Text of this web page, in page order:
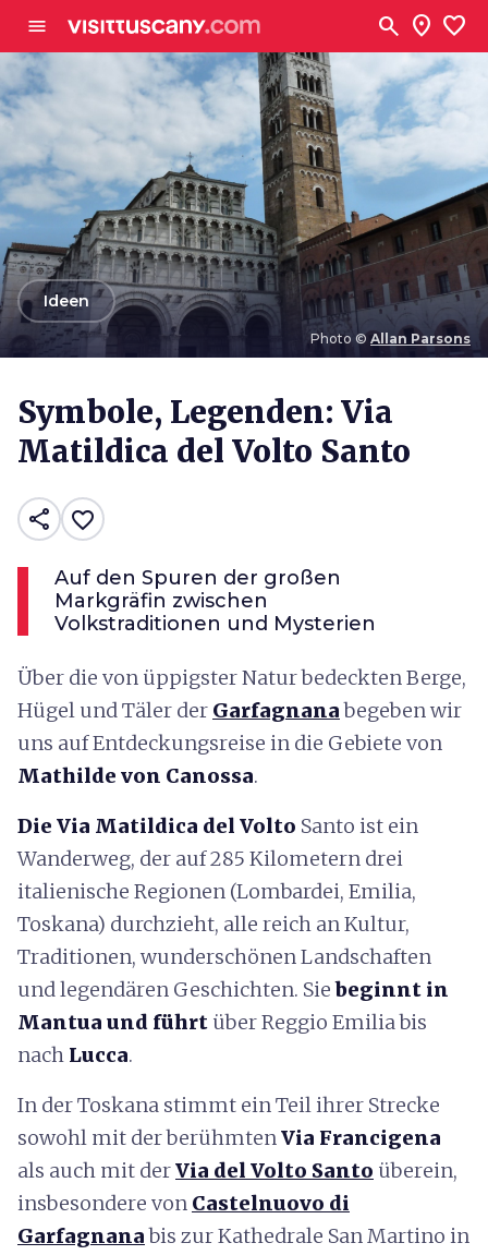
menu search location_on favorite
Photo © Allan Parsons
arrow_backIdeen
Symbole, Legenden: Via
Matildica del Volto Santo
share favorite_border
Auf den Spuren der großen
Markgräfin zwischen
Volkstraditionen und Mysterien
Über die von üppigster Natur bedeckten Berge,
Hügel und Täler der Garfagnanabegeben wir
uns auf Entdeckungsreise in die Gebiete von
Mathilde von Canossa.
Die Via Matildica del Volto Santo ist ein
Wanderweg, der auf 285 Kilometern drei
italienische Regionen (Lombardei, Emilia,
Toskana) durchzieht, alle reich an Kultur,
Traditionen, wunderschönen Landschaften
und legendären Geschichten. Siebeginnt in
Mantua und führt über Reggio Emilia bis
nach Lucca.
In der Toskana stimmt ein Teil ihrer Strecke
sowohl mit der berühmtenVia Francigena
als auch mit derVia del Volto Santo überein,
insbesondere von Castelnuovo di
Garfagnanabis zur Kathedrale San Martino in